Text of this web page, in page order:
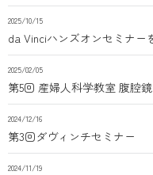
2025/10/15
da Vinciハンズオンセミナー
2025/02/05
第5回 産婦人科学教室 腹腔
2024/12/16
第3回ダヴィンチセミナー
2024/11/19